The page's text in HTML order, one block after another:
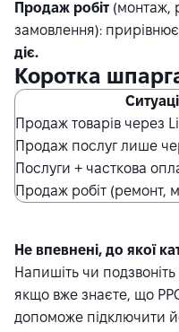
Продаж робіт (монтаж,
замовлення):
діє.
Коротка
Продаж товарів через
Продаж послуг лише
Послуги + часткова
Продаж робіт (ремонт,
Не впевнені, до якої
Напишіть чи
якщо вже знаєте, що
допоможе підключити